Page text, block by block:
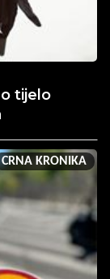
tijelo
CRNA KRONIKA